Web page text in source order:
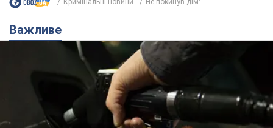
українцям розповіли, чого очікувати
Як на заправках уже змінили вартість пального
23,0 т.
"Білий дім не є власністю Трампа":
суд США зупинив будівництво